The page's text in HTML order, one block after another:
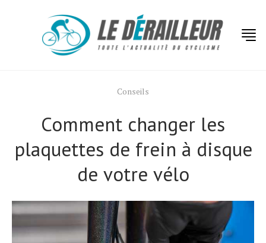
Conseils
Comment changer les
plaquettes de frein à disque
de votre vélo